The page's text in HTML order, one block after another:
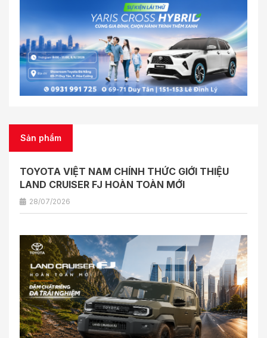
Sản phẩm
TOYOTA VIỆT NAM CHÍNH THỨC GIỚI THIỆU
LAND CRUISER FJ HOÀN TOÀN MỚI
28/07/2026